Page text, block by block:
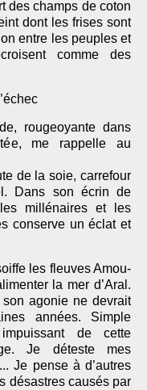
des champs de coton
dont les frises sont
entre les peuples et
comme des
rougeoyante dans
me rappelle au
de la soie, carrefour
Dans son écrin de
millénaires et les
conserve un éclat et
les fleuves Amou-
la mer d’Aral.
agonie ne devrait
années. Simple
de cette
Je déteste mes
Je pense à d’autres
désastres causés par